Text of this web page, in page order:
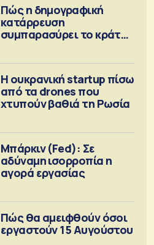
Πώς η δημογραφική
κατάρρευση
συμπαρασύρει το κράτος
Η ουκρανική startup πίσω
από τα drones που
χτυπούν βαθιά τη Ρωσία
Μπάρκιν (Fed): Σε
αδύναμη ισορροπία η
αγορά εργασίας
Πώς θα αμειφθούν όσοι
εργαστούν 15 Αυγούστου